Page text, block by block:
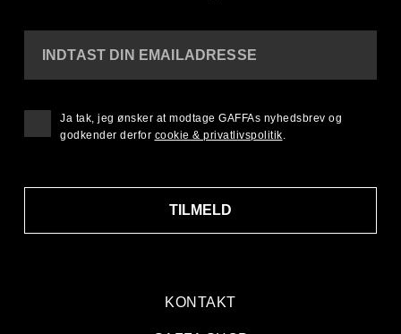
KONTAKT
INDTAST DIN EMAILADRESSE
TILMELD
Ja tak, jeg ønsker at modtage GAFFAs nyhedsbrev og
godkender derfor cookie & privatlivspolitik.